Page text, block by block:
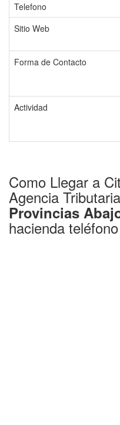
Telefono
Sitio Web
Forma de Contacto
Actividad
Como Llegar a
Agencia
Provincias
hacienda